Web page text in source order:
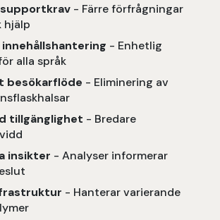
- Färre förfrågningar
hjälp
- Enhetlig
alla språk
besökarflöde - Eliminering av
tillgänglighet - Bredare
insikter - Analyser informerar
- Hanterar varierande